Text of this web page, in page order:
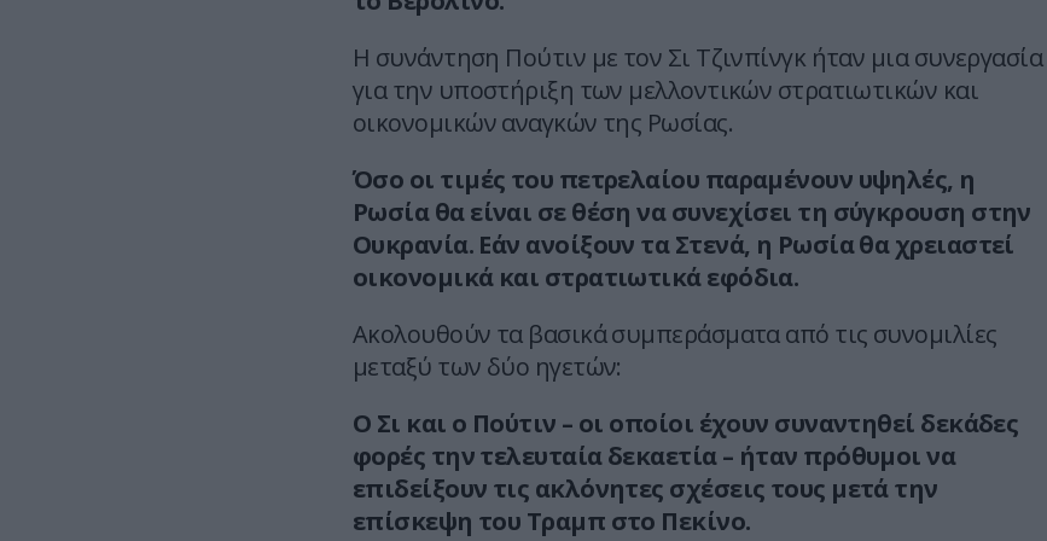
Η συνάντηση Πούτιν με τον Σι Τζινπίνγκ ήταν μια συνεργασία
για την υποστήριξη των μελλοντικών στρατιωτικών και
οικονομικών αναγκών της Ρωσίας.
Όσο οι τιμές του πετρελαίου παραμένουν υψηλές, η
Ρωσία θα είναι σε θέση να συνεχίσει τη σύγκρουση στην
Ουκρανία. Εάν ανοίξουν τα Στενά, η Ρωσία θα χρειαστεί
οικονομικά και στρατιωτικά εφόδια.
Ακολουθούν τα βασικά συμπεράσματα από τις συνομιλίες
μεταξύ των δύο ηγετών:
Ο Σι και ο Πούτιν – οι οποίοι έχουν συναντηθεί δεκάδες
φορές την τελευταία δεκαετία – ήταν πρόθυμοι να
επιδείξουν τις ακλόνητες σχέσεις τους μετά την
επίσκεψη του Τραμπ στο Πεκίνο.